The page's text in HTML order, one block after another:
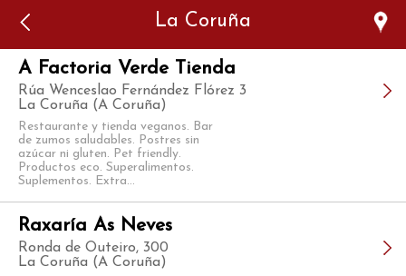
La Coruña
A Factoria Verde Tienda
Rúa Wenceslao Fernández Flórez 3
La Coruña (A Coruña)
Restaurante y tienda veganos. Bar
de zumos saludables. Postres sin
azúcar ni gluten. Pet friendly.
Productos eco. Superalimentos.
Suplementos. Extra...
Raxaría As Neves
Ronda de Outeiro, 300
La Coruña (A Coruña)
authorized to show the cookie declaration for domain group
ID 546ddaab-b478-4440-aa8a-3b0205284212. Please add it to
the domain group in the Cookiebot Manager to authorize
the domain.